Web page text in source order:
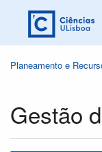
Planeamento e
Gestão